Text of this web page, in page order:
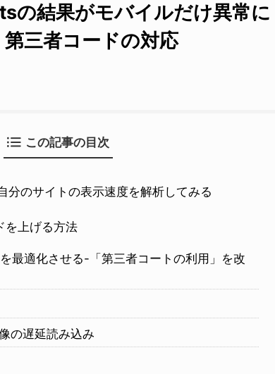
の結果がモバイルだけ異常に
三者コードの対応
この記事の目次
のサイトの表示速度を解析してみる
を上げる方法
最適化させる-「第三者コートの利用」を改
の遅延読み込み